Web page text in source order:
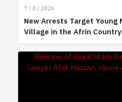
7 / 8 / 2026
New Arrests Target Young
Village in the Afrin